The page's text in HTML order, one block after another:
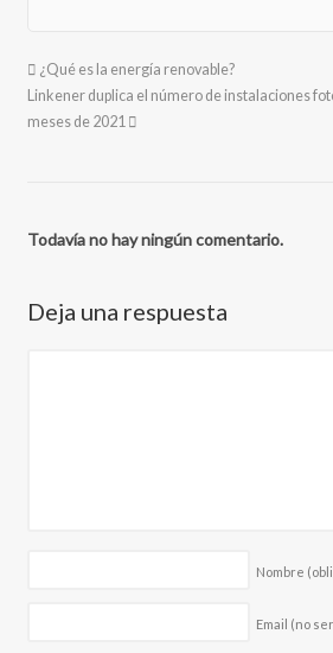
¿Qué es la energía renovable?
Linkener duplica el número de instalaciones
meses de 2021
Todavía no hay ningún comentario.
Deja una respuesta
Nombre
Email (no